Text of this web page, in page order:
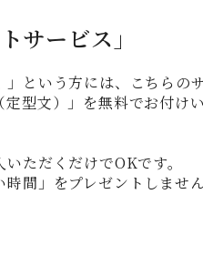
サービス」
という方には、こちらの
型文）」を無料でお付けい
ただくだけでOKです。
間」をプレゼントしませ